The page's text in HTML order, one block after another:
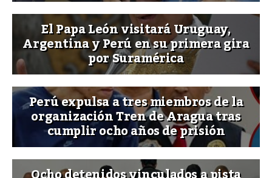
El Papa León visitará Uruguay,
Argentina y Perú en su primera gira
por Suramérica
Perú expulsa a tres miembros de la
organización Tren de Aragua tras
cumplir ocho años de prisión